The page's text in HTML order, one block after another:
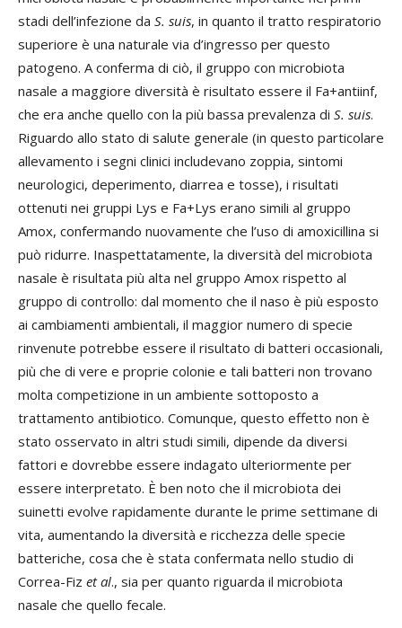
stadi dell’infezione da S. suis, in quanto il tratto respiratorio
superiore è una naturale via d’ingresso per questo
patogeno. A conferma di ciò, il gruppo con microbiota
nasale a maggiore diversità è risultato essere il Fa+antiinf,
che era anche quello con la più bassa prevalenza di S. suis.
Riguardo allo stato di salute generale (in questo particolare
allevamento i segni clinici includevano zoppia, sintomi
neurologici, deperimento, diarrea e tosse), i risultati
ottenuti nei gruppi Lys e Fa+Lys erano simili al gruppo
Amox, confermando nuovamente che l’uso di amoxicillina si
può ridurre. Inaspettatamente, la diversità del microbiota
nasale è risultata più alta nel gruppo Amox rispetto al
gruppo di controllo: dal momento che il naso è più esposto
ai cambiamenti ambientali, il maggior numero di specie
rinvenute potrebbe essere il risultato di batteri occasionali,
più che di vere e proprie colonie e tali batteri non trovano
molta competizione in un ambiente sottoposto a
trattamento antibiotico. Comunque, questo effetto non è
stato osservato in altri studi simili, dipende da diversi
fattori e dovrebbe essere indagato ulteriormente per
essere interpretato. È ben noto che il microbiota dei
suinetti evolve rapidamente durante le prime settimane di
vita, aumentando la diversità e ricchezza delle specie
batteriche, cosa che è stata confermata nello studio di
Correa-Fiz et al., sia per quanto riguarda il microbiota
nasale che quello fecale.